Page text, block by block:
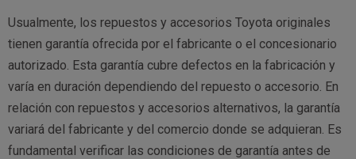
Usualmente, los repuestos y accesorios Toyota originales
tienen garantía ofrecida por el fabricante o el concesionario
autorizado. Esta garantía cubre defectos en la fabricación y
varía en duración dependiendo del repuesto o accesorio. En
relación con repuestos y accesorios alternativos, la garantía
variará del fabricante y del comercio donde se adquieran. Es
fundamental verificar las condiciones de garantía antes de